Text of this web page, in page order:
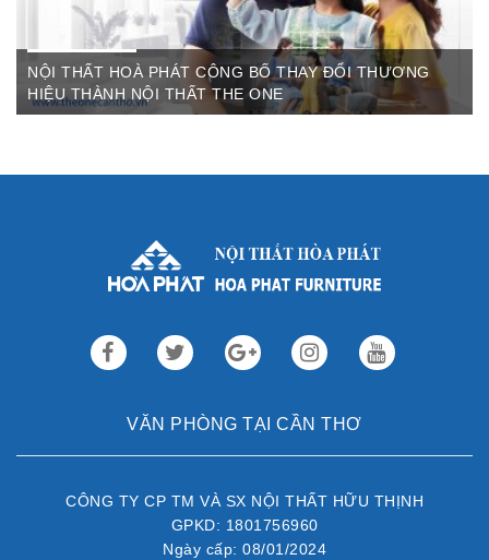
NỘI THẤT HOÀ PHÁT CÔNG BỐ THAY ĐỔI THƯƠNG
HIỆU THÀNH NỘI THẤT THE ONE
VĂN PHÒNG TẠI CẦN THƠ
CÔNG TY CP TM VÀ SX NỘI THẤT HỮU THỊNH
GPKD: 1801756960
Ngày cấp: 08/01/2024